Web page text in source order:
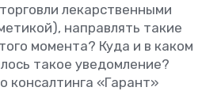
лекарственными
направлять такие
момента? Куда и в каком
такое уведомление?
консалтинга «Гарант»